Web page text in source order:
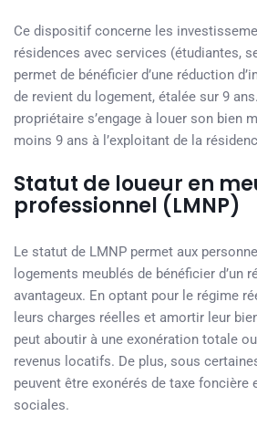
Ce dispositif concerne les
résidences avec services (étudiantes,
permet de bénéficier d’une réduction
de revient du logement, étalée sur 9
propriétaire s’engage à louer son bien
moins 9 ans à l’exploitant de la
Statut de loueur en
professionnel (LMNP)
Le statut de LMNP permet aux
logements meublés de bénéficier d’un
avantageux. En optant pour le régime
leurs charges réelles et amortir leur
peut aboutir à une exonération totale
revenus locatifs. De plus, sous
peuvent être exonérés de taxe foncière
sociales.